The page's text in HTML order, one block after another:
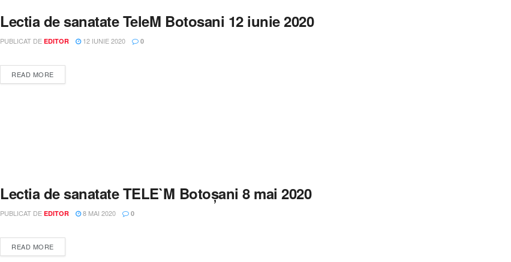
Lectia de sanatate TeleM Botosani 12 iunie 2020
PUBLICAT DE EDITOR 12 IUNIE 2020 0
READ MOREDETAILS
Lectia de sanatate TELE`M Botoșani 8 mai 2020
PUBLICAT DE EDITOR 8 MAI 2020 0
READ MOREDETAILS